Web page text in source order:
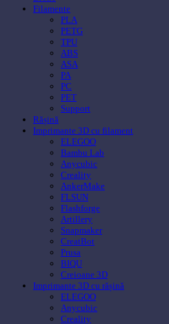
Filamente
PLA
PETG
TPU
ABS
ASA
PA
PC
PET
Support
Rășină
Imprimante 3D cu filament
ELEGOO
Bambu Lab
Anycubic
Creality
AnkerMake
FLSUN
Flashforge
Artillery
Snapmaker
CreatBot
Prusa
BIQU
Creioane 3D
Imprimante 3D cu rășină
ELEGOO
Anycubic
Creality